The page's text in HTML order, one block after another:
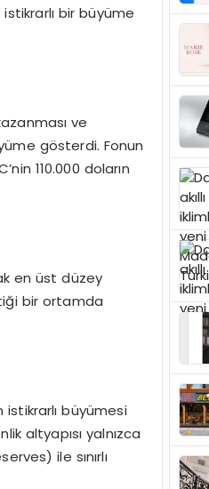
istikrarlı bir büyüme
ve
gösterdi. Fonun
110.000 doların
en üst düzey
bir ortamda
istikrarlı büyümesi
altyapısı yalnızca
ile sınırlı